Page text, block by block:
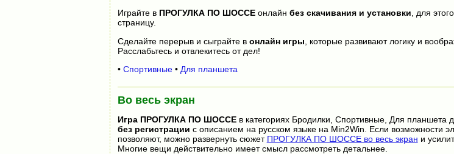
Играйте в ПРОГУЛКА ПО ШОССЕонлайн без скачивания и установки , для
страницу.
Сделайте перерыв и сыграйте в онлайн игры , которые развивают логику и
Расслабьтесь и отвлекитесь от дел!
• Спортивные• Для планшета
Во весь экран
Игра ПРОГУЛКА ПО ШОССЕв категориях Бродилки, Спортивные, Для планшета
без регистрации с описанием на русском языке на Min2Win. Если возможности
позволяют, можно развернуть сюжет ПРОГУЛКА ПО ШОССЕ во весь экран и
Многие вещи действительно имеет смысл рассмотреть детальнее.